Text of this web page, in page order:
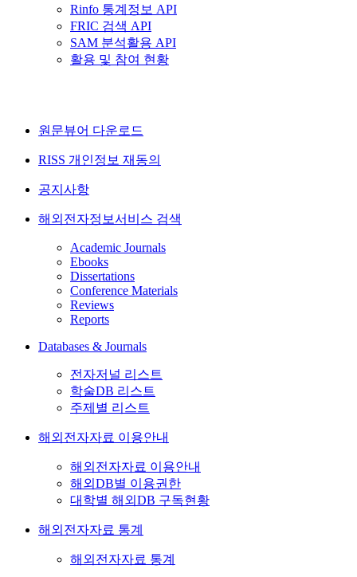
Rinfo 통계정보 API
FRIC 검색 API
SAM 분석활용 API
활용 및 참여 현황
원문뷰어 다운로드
RISS 개인정보 재동의
공지사항
해외전자정보서비스 검색
Academic Journals
Ebooks
Dissertations
Conference Materials
Reviews
Reports
Databases & Journals
전자저널 리스트
학술DB 리스트
주제별 리스트
해외전자자료 이용안내
해외전자자료 이용안내
해외DB별 이용권한
대학별 해외DB 구독현황
해외전자자료 통계
해외전자자료 통계